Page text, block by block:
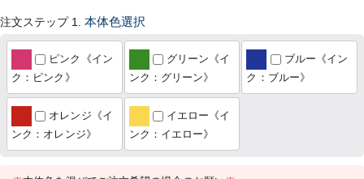
注文ステップ 1. 本体色選択
ピンク《イン
ク：ピンク》
グリーン《イ
ンク：グリーン》
ブルー《イン
ク：ブルー》
オレンジ《イ
ンク：オレンジ》
イエロー《イ
ンク：イエロー》